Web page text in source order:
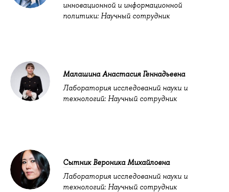
инновационной и информационной
политики: Научный сотрудник
Малашина Анастасия Геннадьевна
Лаборатория исследований науки и
технологий: Научный сотрудник
Сытник Вероника Михайловна
Лаборатория исследований науки и
технологий: Научный сотрудник